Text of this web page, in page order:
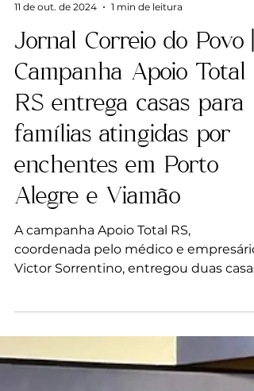
VS Clinic
11 de out. de 2024
1 min de leitura
Jornal Correio do Povo |
Campanha Apoio Total
RS entrega casas para
famílias atingidas por
enchentes em Porto
Alegre e Viamão
para famílias que perderam seus lares.